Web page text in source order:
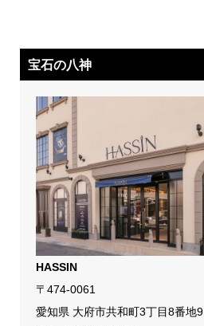
宝石の八神
HASSIN
〒474-0061
愛知県 大府市共和町3丁目8番地9